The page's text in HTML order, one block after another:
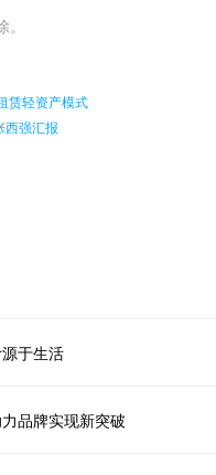
赁轻资产模式
西强汇报
于生活
品牌实现新突破